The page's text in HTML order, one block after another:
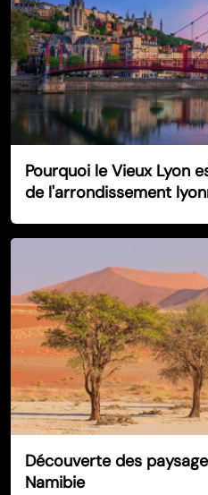
Pourquoi le Vieux Lyon
de l'arrondissement
Découverte des
Namibie